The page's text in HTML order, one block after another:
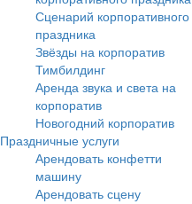
Сценарий корпоративного
праздника
Звёзды на корпоратив
Тимбилдинг
Аренда звука и света на
корпоратив
Новогодний корпоратив
Праздничные услуги
Арендовать конфетти
машину
Арендовать сцену